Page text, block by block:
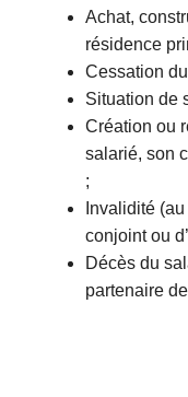
Achat,
résidence
Cessation
Situation de
Création ou
salarié, son
;
Invalidité
conjoint ou
Décès du
partenaire